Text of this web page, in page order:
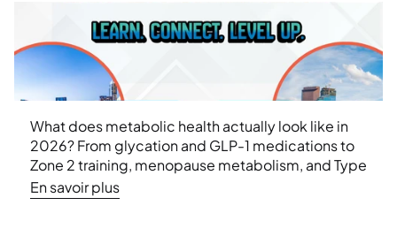
What does metabolic health actually look like in
2026? From glycation and GLP-1 medications to
Zone 2 training, menopause metabolism, and Type
2 diabetes remission — here are the 10 biggest
weight loss insights from Ideal Protein's Super
En savoir plus